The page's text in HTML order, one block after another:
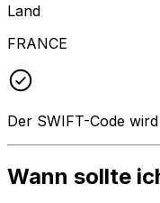
Land
FRANCE
Der SWIFT-Code
Wann sollte